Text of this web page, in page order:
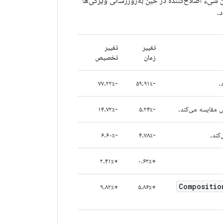
تغییر
زمان
تغییر
تخصیص
-۵۹.۹۱٪ -۷۷.۲۲٪
مقایسه می‌کند. -۵.۲۴٪ -۱۴.۷۲٪
-۴.۷۸٪ -۶.۶۰٪
+۰.۶۲٪ +۲.۴۱٪
+۵.۸۶٪ +۹.۸۲٪